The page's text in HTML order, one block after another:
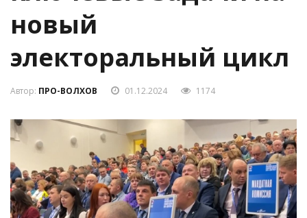
новый
электоральный цикл
Автор: ПРО-ВОЛХОВ 01.12.2024 1174